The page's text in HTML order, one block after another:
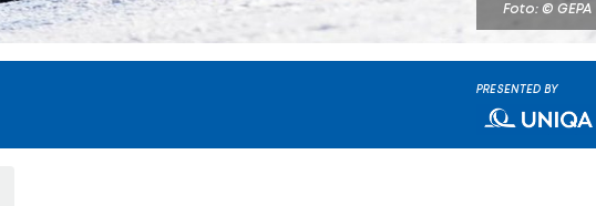
Foto: © GEPA
PRESENTED BY